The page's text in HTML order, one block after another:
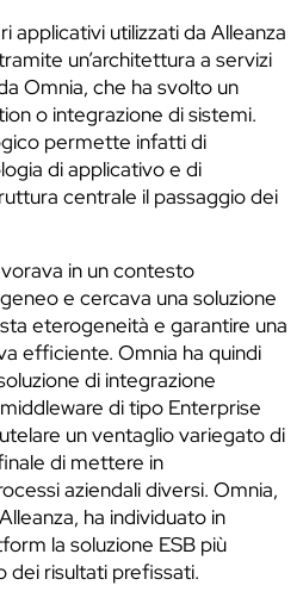
applicativi utilizzati da Alleanza
un’architettura a servizi
Omnia, che ha svolto un
o integrazione di sistemi.
permette infatti di
di applicativo e di
centrale il passaggio dei
in un contesto
e cercava una soluzione
eterogeneità e garantire una
efficiente. Omnia ha quindi
di integrazione
di tipo Enterprise
un ventaglio variegato di
di mettere in
aziendali diversi. Omnia,
ha individuato in
la soluzione ESB più
dei risultati prefissati.